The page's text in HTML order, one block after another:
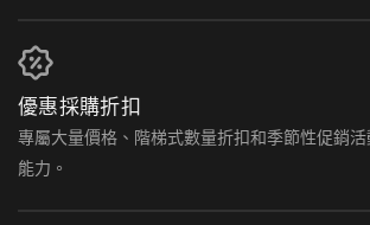
優惠採購折扣
專屬大量價格、階梯式數量折扣和季節性促銷活
能力。